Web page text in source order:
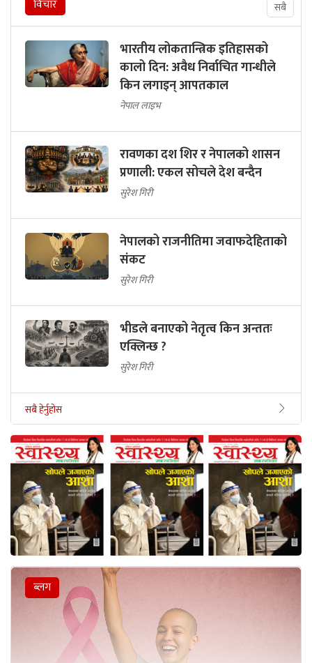
विचार सबै
भारतीय लोकतान्त्रिक इतिहासको
कालो दिन: अवैध निर्वाचित गान्धीले
किन लगाइन् आपतकाल
नेपाल लाइभ
रावणका दश शिर र नेपालको शासन
प्रणाली: एकल सोचले देश बन्दैन
सुरेश गिरी
नेपालको राजनीतिमा जवाफदेहिताको
संकट
सुरेश गिरी
भीडले बनाएको नेतृत्व किन अन्ततः
एक्लिन्छ ?
सुरेश गिरी
सबै हेर्नुहोस
ब्लग